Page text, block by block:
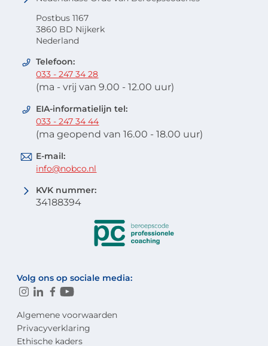
Postbus 1167
3860 BD Nijkerk
Nederland
Telefoon:
033 - 247 34 28
(ma - vrij van 9.00 - 12.00 uur)
EIA-informatielijn tel:
033 - 247 34 44
(ma geopend van 16.00 - 18.00 uur)
E-mail:
info@nobco.nl
KVK nummer:
34188394
Volg ons op sociale media:
Algemene voorwaarden
Privacyverklaring
Ethische kaders